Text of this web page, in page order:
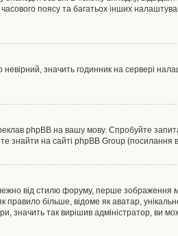
поясу та багатьох інших
значить годинник на сервері
phpBB на вашу мову. Спробуйте
знайти на сайті phpBB Group (посилання
від стилю форуму, перше зображення
більше, відоме як аватар,
значить так вирішив адміністратор, ви